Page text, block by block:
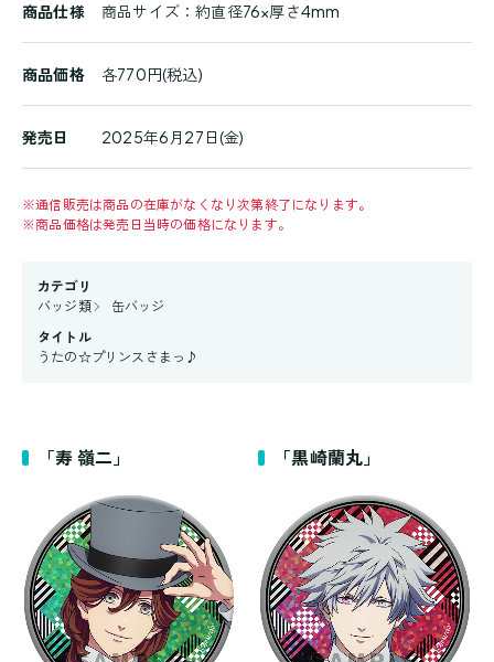
商品仕様 商品サイズ：約直径76×厚さ4mm
商品価格 各770円(税込)
発売日 2025年6月27日(金)
※通信販売は商品の在庫がなくなり次第終了になります。
※商品価格は発売日当時の価格になります。
カテゴリ
バッジ類
缶バッジ
タイトル
うたの☆プリンスさまっ♪
「寿 嶺二」 「黒崎蘭丸」